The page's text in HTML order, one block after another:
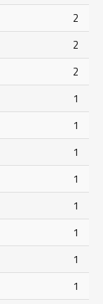
2
2
2
1
1
1
1
1
1
1
1